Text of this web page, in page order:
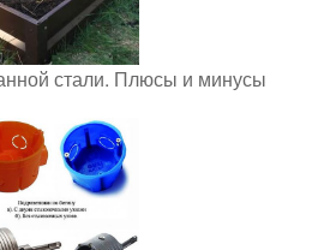
стали. Плюсы и минусы